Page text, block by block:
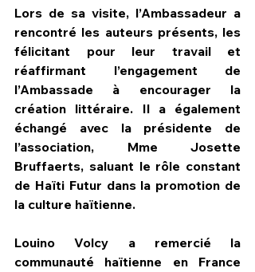
Lors de sa visite, l’Ambassadeur a
rencontré les auteurs présents, les
félicitant pour leur travail et
réaffirmant l’engagement de
l’Ambassade à encourager la
création littéraire. Il a également
échangé avec la présidente de
l’association, Mme Josette
Bruffaerts, saluant le rôle constant
de Haïti Futur dans la promotion de
la culture haïtienne.
Louino Volcy a remercié la
communauté haïtienne en France